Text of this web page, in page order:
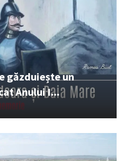
găzduiește un
Anului I...